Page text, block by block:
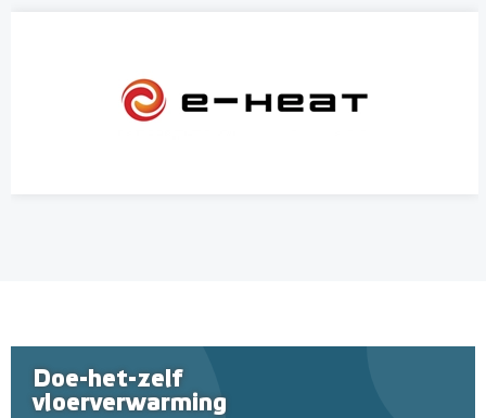
Doe-het-zelf
vloerverwarming